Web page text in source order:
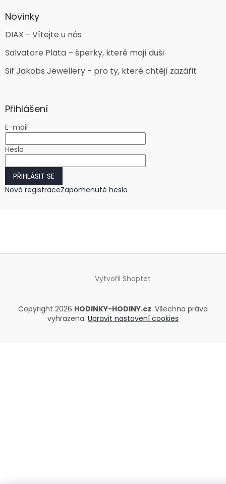
Novinky
DIAX - Vítejte u nás
Salvatore Plata – šperky, které mají duši
Sif Jakobs Jewellery - pro ty, které chtějí zazářit
Přihlášení
E-mail
Heslo
PŘIHLÁSIT SE
Nová registraceZapomenuté heslo
Vytvořil Shoptet
Copyright 2026 HODINKY-HODINY.cz. Všechna práva
vyhrazena. Upravit nastavení cookies